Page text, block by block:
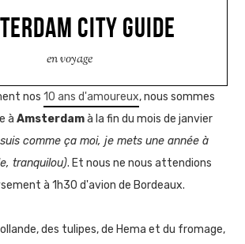
CITY GUIDE
en voyage
nos10 ans d'amoureux, nous sommes
àAmsterdamà la fin du mois de janvier
comme ça moi, je mets une année à
tranquilou). Et nous ne nous attendions
à 1h30 d'avion de Bordeaux.
des tulipes, de Hema et du fromage,